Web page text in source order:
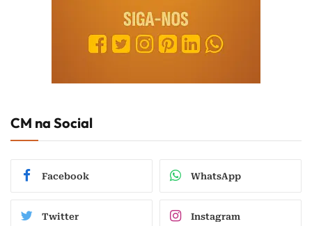
CM na Social
Facebook WhatsApp
Twitter Instagram